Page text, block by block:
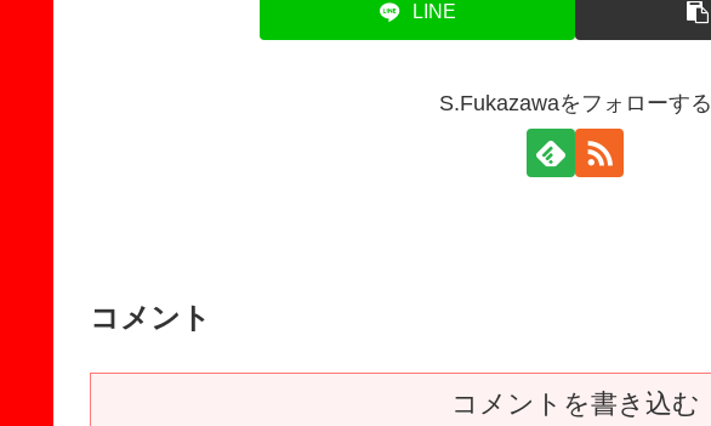
LINE
S.Fukazawaをフォローする
コメント
コメントを書き込む